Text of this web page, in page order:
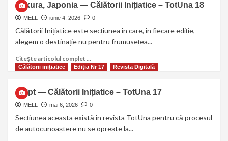
Sakura, Japonia — Călătorii Inițiatice – TotUna 18
MELL iunie 4, 2026 0
Călătorii Inițiatice este secțiunea în care, în fiecare ediție,
alegem o destinație nu pentru frumusețea...
Citește articolul complet ...
Călătorii inițiatice Ediția Nr 17 Revista Digitală
Egipt — Călătorii Inițiatice – TotUna 17
MELL mai 6, 2026 0
Secțiunea aceasta există în revista TotUna pentru că procesul
de autocunoaștere nu se oprește la...